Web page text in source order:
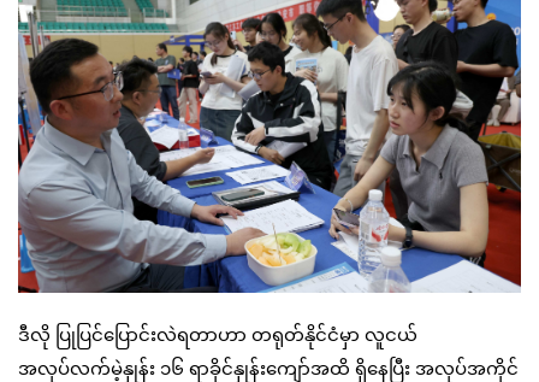
ဒီလို ပြုပြင်ပြောင်းလဲရတာဟာ တရုတ်နိုင်ငံမှာ လူငယ်
အလုပ်လက်မဲ့နှုန်း ၁၆ ရာခိုင်နှုန်းကျော်အထိ ရှိနေပြီး အလုပ်အကိုင်